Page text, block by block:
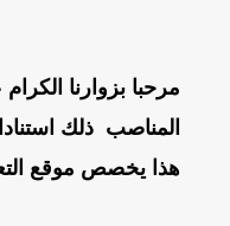
مرحبا بزوارنا
المناصب ذلك
هذا يخصص موقع